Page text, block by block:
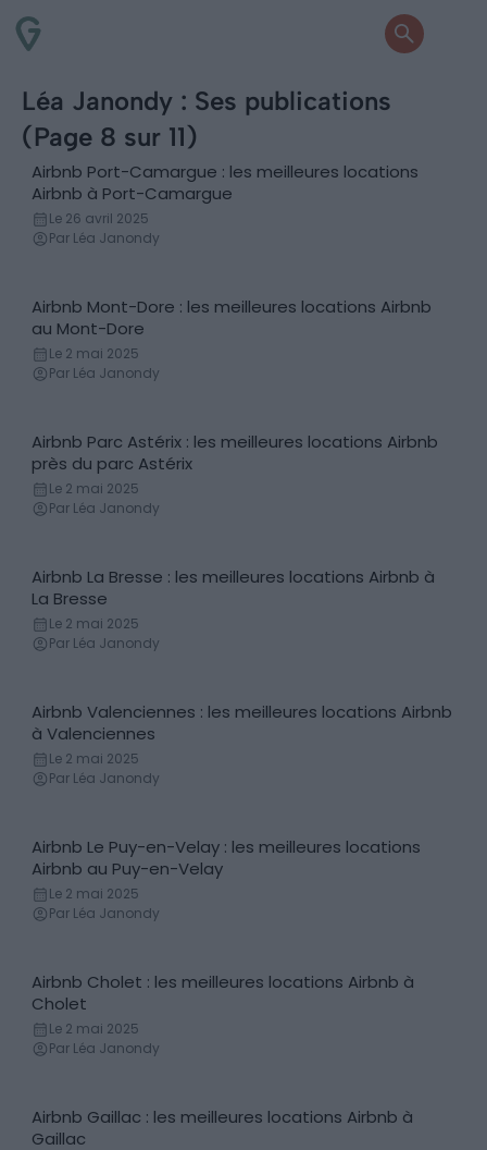
Léa Janondy : Ses publications
(Page 8 sur 11)
Locations de vacances
Airbnb Port-Camargue : les meilleures locations
Airbnb à Port-Camargue
Le 26 avril 2025
Par Léa Janondy
Locations de vacances
Airbnb Mont-Dore : les meilleures locations Airbnb
au Mont-Dore
Le 2 mai 2025
Par Léa Janondy
Locations de vacances
Airbnb Parc Astérix : les meilleures locations Airbnb
près du parc Astérix
Le 2 mai 2025
Par Léa Janondy
Locations de vacances
Airbnb La Bresse : les meilleures locations Airbnb à
La Bresse
Le 2 mai 2025
Par Léa Janondy
Locations de vacances
Airbnb Valenciennes : les meilleures locations Airbnb
à Valenciennes
Le 2 mai 2025
Par Léa Janondy
Locations de vacances
Airbnb Le Puy-en-Velay : les meilleures locations
Airbnb au Puy-en-Velay
Le 2 mai 2025
Par Léa Janondy
Locations de vacances
Airbnb Cholet : les meilleures locations Airbnb à
Cholet
Le 2 mai 2025
Par Léa Janondy
Locations de vacances
Airbnb Gaillac : les meilleures locations Airbnb à
Gaillac